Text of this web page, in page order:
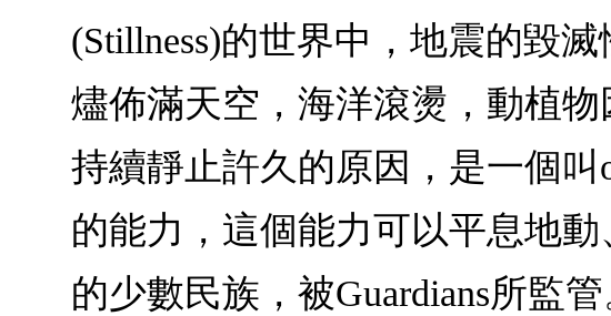
(Stillness)的世界中，地震的毀
燼佈滿天空，海洋滾燙，動植
持續靜止許久的原因，是一個叫
的能力，這個能力可以平息地
的少數民族，被Guardians所監